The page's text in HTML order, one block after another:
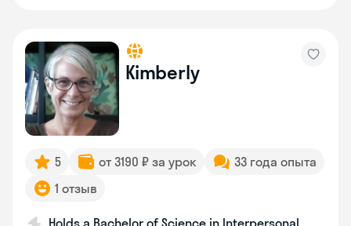
Kimberly
5 от 3190 ₽ за урок
33 года опыта
1 отзыв
Holds a Bachelor of Science in Interpersonal